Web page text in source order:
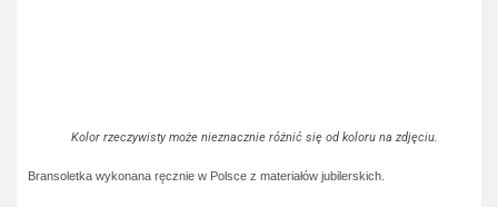
Kolor rzeczywisty może nieznacznie różnić się od koloru na zdjęciu.
Bransoletka wykonana ręcznie w Polsce z materiałów jubilerskich.